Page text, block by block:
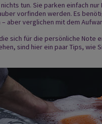
tun. Sie parken einfach
vorfinden werden. Es
aber verglichen mit dem
sich für die persönliche Note
sind hier ein paar Tips, wie